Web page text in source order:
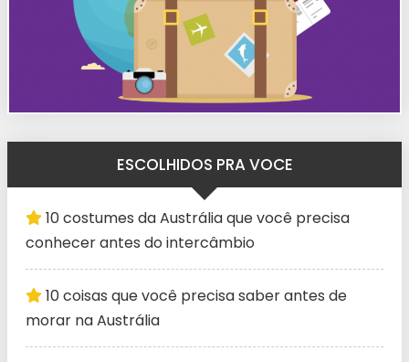
ESCOLHIDOS PRA VOCE
10 costumes da Austrália que você precisa
conhecer antes do intercâmbio
10 coisas que você precisa saber antes de
morar na Austrália